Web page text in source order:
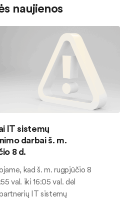
naujienos
IT sistemų
darbai š. m.
8 d.
kad š. m. rugpjūčio 8
val. iki 16:05 val. dėl
IT sistemų